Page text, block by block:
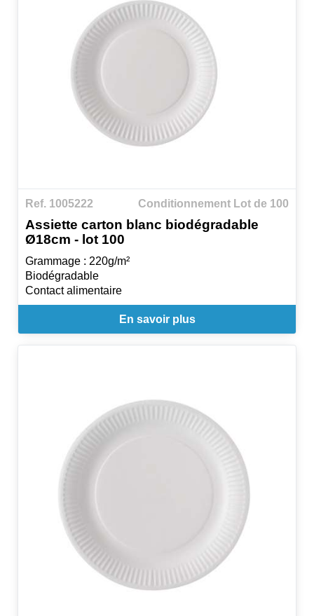
Ref. 1005222 Conditionnement Lot de 100
Assiette carton blanc biodégradable
Ø18cm - lot 100
Grammage : 220g/m²
Biodégradable
Contact alimentaire
En savoir plus